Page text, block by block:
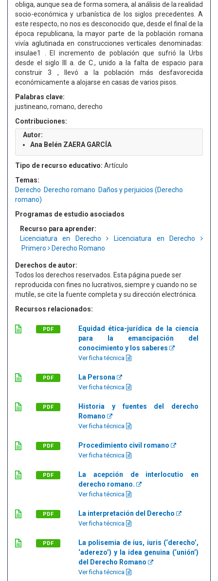
obliga, aunque sea de forma somera, al análisis de la realidad
socio-económica y urbanística de los siglos precedentes. A
este respecto, no nos es desconocido que, desde el final de la
época republicana, la mayor parte de la población romana
vivía aglutinada en construcciones verticales denominadas:
insulae1 . El incremento de población que sufrió la Urbs
desde el siglo III a. de C., unido a la falta de espacio para
construir 3 , llevó a la población más desfavorecida
económicamente a alojarse en casas de varios pisos.
Palabras clave:
justineano, romano, derecho
Contribuciones:
Autor:
Ana Belén ZAERA GARCÍA
Tipo de recurso educativo: Artículo
Temas:
Derecho Derecho romano Daños y perjuicios (Derecho
romano)
Programas de estudio asociados
Recurso para aprender:
Licenciatura en Derecho
Licenciatura en Derecho
Primero
Derecho Romano
Derechos de autor:
Todos los derechos reservados. Esta página puede ser
reproducida con fines no lucrativos, siempre y cuando no se
mutile, se cite la fuente completa y su dirección electrónica.
Recursos relacionados:
PDF
Equidad ética-jurídica de la ciencia
para la emancipación del
conocimiento y los saberes
Ver ficha técnica
PDF La Persona
Ver ficha técnica
PDF
Historia y fuentes del derecho
Romano
Ver ficha técnica
PDF Procedimiento civil romano
Ver ficha técnica
PDF
La acepción de interlocutio en
derecho romano.
Ver ficha técnica
PDF La interpretación del Derecho
Ver ficha técnica
PDF
La polisemia de ius, iuris (‘derecho’,
‘aderezo’) y la idea genuina (‘unión’)
del Derecho Romano
Ver ficha técnica